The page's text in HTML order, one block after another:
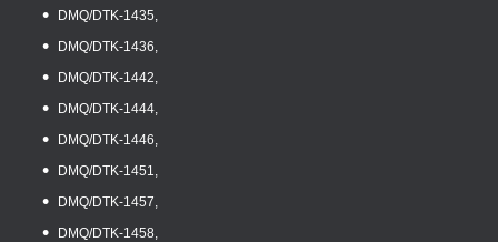
DMQ/DTK-1435,
DMQ/DTK-1436,
DMQ/DTK-1442,
DMQ/DTK-1444,
DMQ/DTK-1446,
DMQ/DTK-1451,
DMQ/DTK-1457,
DMQ/DTK-1458,